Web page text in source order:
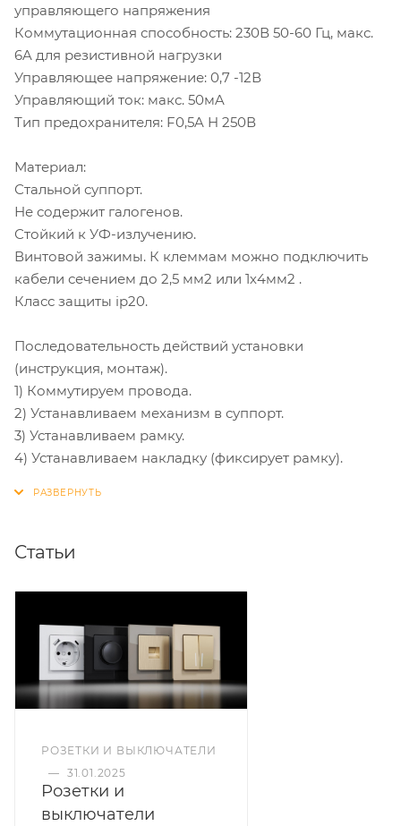
управляющего напряжения
Коммутационная способность: 230В 50-60 Гц, макс.
6A для резистивной нагрузки
Управляющее напряжение: 0,7 -12В
Управляющий ток: макс. 50мA
Тип предохранителя: F0,5A H 250В
Материал:
Стальной суппорт.
Не содержит галогенов.
Стойкий к УФ-излучению.
Винтовой зажимы. К клеммам можно подключить
кабели сечением до 2,5 мм2 или 1х4мм2 .
Класс защиты ip20.
Последовательность действий установки
(инструкция, монтаж).
1) Коммутируем провода.
2) Устанавливаем механизм в суппорт.
3) Устанавливаем рамку.
4) Устанавливаем накладку (фиксирует рамку).
Статьи
РОЗЕТКИ И ВЫКЛЮЧАТЕЛИ
— 31.01.2025
Розетки и
выключатели